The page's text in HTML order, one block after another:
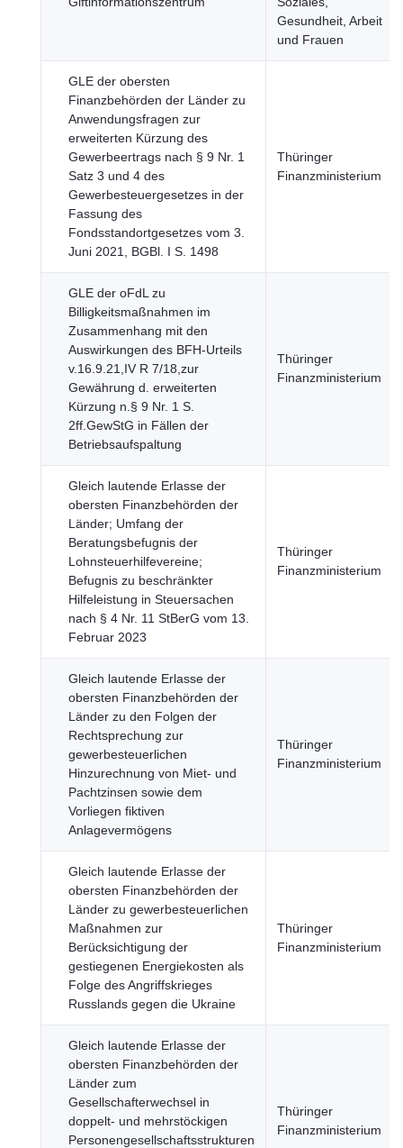
Gesundheit, Arbeit
und Frauen
GLE der obersten
Finanzbehörden der Länder zu
Anwendungsfragen zur
erweiterten Kürzung des
Gewerbeertrags nach § 9 Nr. 1
Satz 3 und 4 des
Gewerbesteuergesetzes in der
Fassung des
Fondsstandortgesetzes vom 3.
Juni 2021, BGBl. I S. 1498
Thüringer
Finanzministerium
GLE der oFdL zu
Billigkeitsmaßnahmen im
Zusammenhang mit den
Auswirkungen des BFH-Urteils
v.16.9.21,IV R 7/18,zur
Gewährung d. erweiterten
Kürzung n.§ 9 Nr. 1 S.
2ff.GewStG in Fällen der
Betriebsaufspaltung
Thüringer
Finanzministerium
Gleich lautende Erlasse der
obersten Finanzbehörden der
Länder; Umfang der
Beratungsbefugnis der
Lohnsteuerhilfevereine;
Befugnis zu beschränkter
Hilfeleistung in Steuersachen
nach § 4 Nr. 11 StBerG vom 13.
Februar 2023
Thüringer
Finanzministerium
Gleich lautende Erlasse der
obersten Finanzbehörden der
Länder zu den Folgen der
Rechtsprechung zur
gewerbesteuerlichen
Hinzurechnung von Miet- und
Pachtzinsen sowie dem
Vorliegen fiktiven
Anlagevermögens
Thüringer
Finanzministerium
Gleich lautende Erlasse der
obersten Finanzbehörden der
Länder zu gewerbesteuerlichen
Maßnahmen zur
Berücksichtigung der
gestiegenen Energiekosten als
Folge des Angriffskrieges
Russlands gegen die Ukraine
Thüringer
Finanzministerium
Gleich lautende Erlasse der
obersten Finanzbehörden der
Länder zum
Gesellschafterwechsel in
doppelt- und mehrstöckigen
Personengesellschaftsstrukturen
Thüringer
Finanzministerium